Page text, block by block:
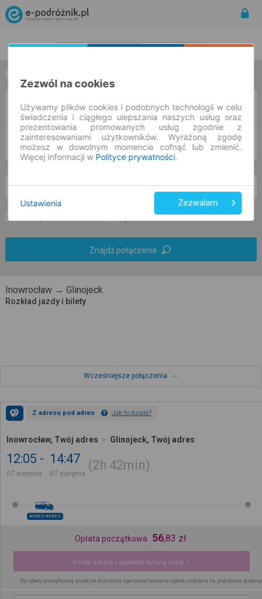
Z
DO
pt. 7 sie. -- : --
Znajdź połączenie
Inowrocław → Glinojeck
Rozkład jazdy i bilety
Wcześniejsze połączenia
Z adresu pod adres Jak to działa?
Inowrocław, Twój adres Glinojeck, Twój adres
12:05
07 sierpnia
14:47
07 sierpnia
2h 42min
ADRES-ADRES
Opłata początkowa 56,83 zł
Podaj adresy i sprawdź łączną cenę
Do opłaty początkowej zostanie doliczona spersonalizowana opłata ustalana na podstawie
Zezwól na cookies
Używamy plików cookies i podobnych technologii w celu
świadczenia i ciągłego ulepszania naszych usług oraz
prezentowania promowanych usług zgodnie z
zainteresowaniami użytkowników. Wyrażoną zgodę
możesz w dowolnym momencie cofnąć lub zmienić.
Więcej informacji w Polityce prywatności.
Ustawienia Zezwalam